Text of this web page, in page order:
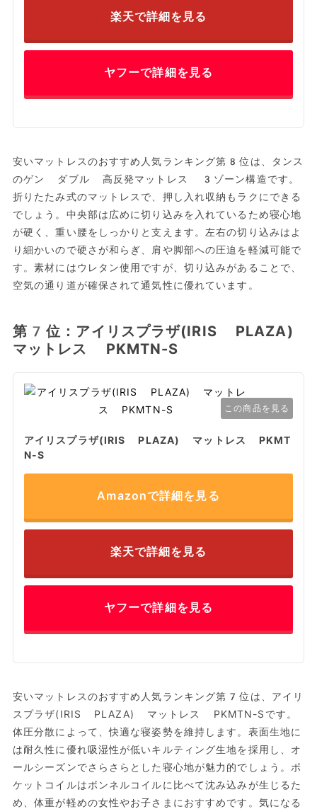
楽天で詳細を見る
ヤフーで詳細を見る
安いマットレスのおすすめ人気ランキング第8位は、タンス
のゲン ダブル 高反発マットレス 3ゾーン構造です。
折りたたみ式のマットレスで、押し入れ収納もラクにできる
でしょう。中央部は広めに切り込みを入れているため寝心地
が硬く、重い腰をしっかりと支えます。左右の切り込みはよ
り細かいので硬さが和らぎ、肩や脚部への圧迫を軽減可能で
す。素材にはウレタン使用ですが、切り込みがあることで、
空気の通り道が確保されて通気性に優れています。
第7位：アイリスプラザ(IRIS PLAZA)
マットレス PKMTN-S
この商品を見る
アイリスプラザ(IRIS PLAZA) マットレス PKMT
N-S
Amazonで詳細を見る
楽天で詳細を見る
ヤフーで詳細を見る
安いマットレスのおすすめ人気ランキング第7位は、アイリ
スプラザ(IRIS PLAZA) マットレス PKMTN-Sです。
体圧分散によって、快適な寝姿勢を維持します。表面生地に
は耐久性に優れ吸湿性が低いキルティング生地を採用し、オ
ールシーズンでさらさらとした寝心地が魅力的でしょう。ポ
ケットコイルはボンネルコイルに比べて沈み込みが生じるた
め、体重が軽めの女性やお子さまにおすすめです。気になる